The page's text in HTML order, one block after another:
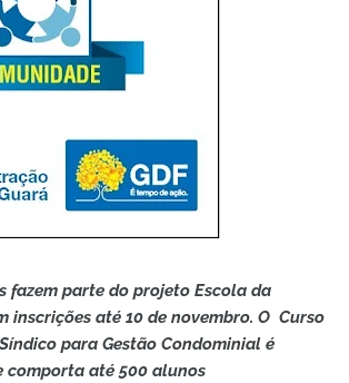
fazem parte do projeto Escola da
inscrições até 10 de novembro. O Curso
para Gestão Condominial é
comporta até 500 alunos